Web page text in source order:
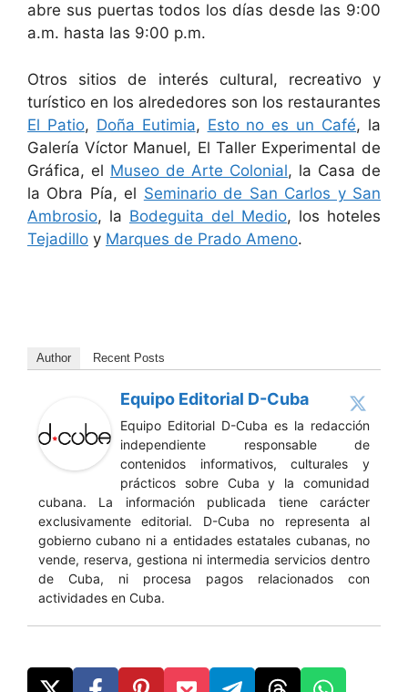
abre sus puertas todos los días desde las 9:00
a.m. hasta las 9:00 p.m.
Otros sitios de interés cultural, recreativo y
turístico en los alrededores son los restaurantes
El Patio, Doña Eutimia, Esto no es un Café, la
Galería Víctor Manuel, El Taller Experimental de
Gráfica, el Museo de Arte Colonial, la Casa de
la Obra Pía, el Seminario de San Carlos y San
Ambrosio, la Bodeguita del Medio, los hoteles
Tejadillo y Marques de Prado Ameno.
Author Recent Posts
Equipo Editorial D-Cuba
Equipo Editorial D-Cuba es la redacción
independiente responsable de
contenidos informativos, culturales y
prácticos sobre Cuba y la comunidad
cubana. La información publicada tiene carácter
exclusivamente editorial. D-Cuba no representa al
gobierno cubano ni a entidades estatales cubanas, no
vende, reserva, gestiona ni intermedia servicios dentro
de Cuba, ni procesa pagos relacionados con
actividades en Cuba.